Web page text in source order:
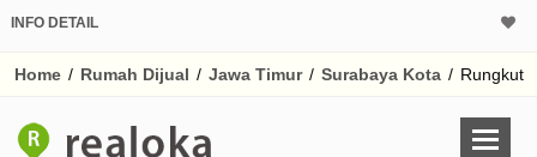
INFO DETAIL
Home / Rumah Dijual / Jawa Timur / Surabaya Kota / Rungkut
Harga Rp